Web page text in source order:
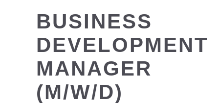
BUSINESS
DEVELOPMENT
MANAGER
(M/W/D)